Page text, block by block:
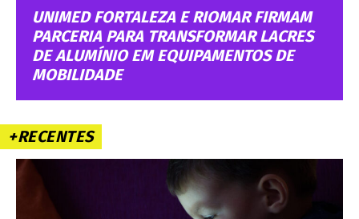
UNIMED FORTALEZA E RIOMAR FIRMAM
PARCERIA PARA TRANSFORMAR LACRES
DE ALUMÍNIO EM EQUIPAMENTOS DE
MOBILIDADE
+RECENTES